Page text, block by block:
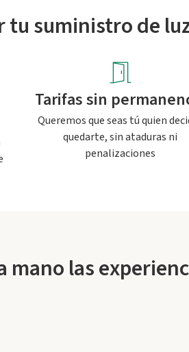
tu suministro de
Tarifas sin
Queremos que seas tú quien
quedarte, sin ataduras ni
penalizaciones
mano las